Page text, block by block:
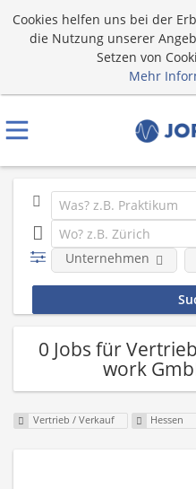
Cookies helfen uns bei der
die Nutzung unserer
Setzen von
Mehr
Unternehmen
0 Jobs für
work
Vertrieb / Verkauf Hessen